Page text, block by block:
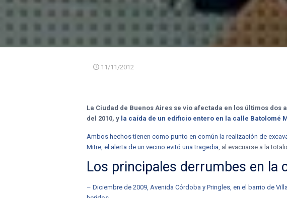
11/11/2012
La Ciudad de Buenos Aires se vio afectada en los últimos dos
del 2010, y la caída de un edificio entero en la calle Batolomé
Ambos hechos tienen como punto en común la realización de
Mitre, el alerta de un vecino evitó una tragedia, al evacuarse a la
Los principales derrumbes en la
– Diciembre de 2009, Avenida Córdoba y Pringles, en el barrio de